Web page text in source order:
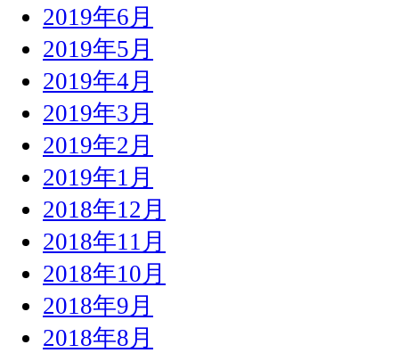
2019年6月
2019年5月
2019年4月
2019年3月
2019年2月
2019年1月
2018年12月
2018年11月
2018年10月
2018年9月
2018年8月